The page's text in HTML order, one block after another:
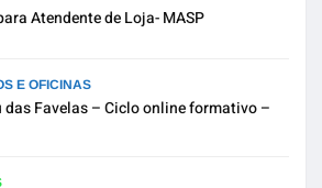
Atendente de Loja- MASP
E OFICINAS
das Favelas – Ciclo online formativo –